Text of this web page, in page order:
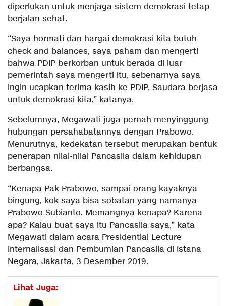
diperlukan untuk menjaga sistem demokrasi tetap
berjalan sehat.
“Saya hormati dan hargai demokrasi kita butuh
check and balances, saya paham dan mengerti
bahwa PDIP berkorban untuk berada di luar
pemerintah saya mengerti itu, sebenarnya saya
ingin ucapkan terima kasih ke PDIP. Saudara berjasa
untuk demokrasi kita,” katanya.
Sebelumnya, Megawati juga pernah menyinggung
hubungan persahabatannya dengan Prabowo.
Menurutnya, kedekatan tersebut merupakan bentuk
penerapan nilai-nilai Pancasila dalam kehidupan
berbangsa.
“Kenapa Pak Prabowo, sampai orang kayaknya
bingung, kok saya bisa sobatan yang namanya
Prabowo Subianto. Memangnya kenapa? Karena
apa? Kalau buat saya itu Pancasila saya,” kata
Megawati dalam acara Presidential Lecture
Internalisasi dan Pembumian Pancasila di Istana
Negara, Jakarta, 3 Desember 2019.
Lihat Juga: